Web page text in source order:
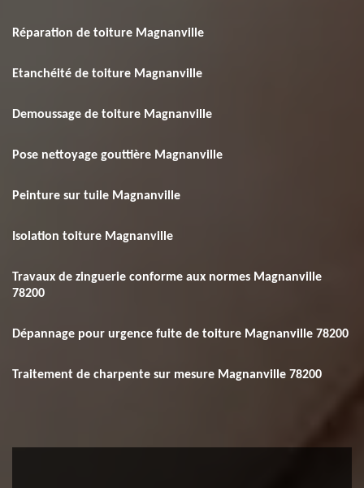
Réparation de toiture Magnanville
Etanchéité de toiture Magnanville
Demoussage de toiture Magnanville
Pose nettoyage gouttière Magnanville
Peinture sur tuile Magnanville
Isolation toiture Magnanville
Travaux de zinguerie conforme aux normes Magnanville
78200
Dépannage pour urgence fuite de toiture Magnanville 78200
Traitement de charpente sur mesure Magnanville 78200